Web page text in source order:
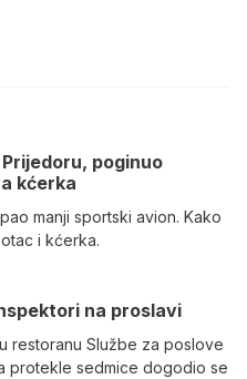
poginuo
kćerka
manji sportski avion. Kako
i kćerka.
na proslavi
restoranu Službe za poslove
protekle sedmice dogodio se